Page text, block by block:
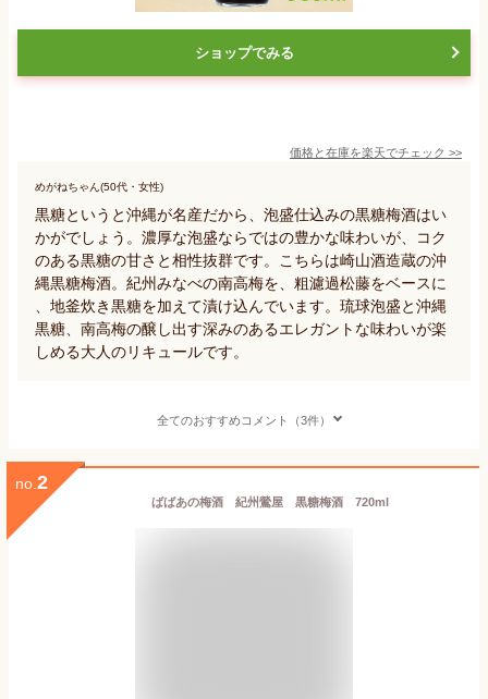
ショップでみる
価格と在庫を楽天でチェック >>
めがねちゃん(50代・女性)
黒糖というと沖縄が名産だから、泡盛仕込みの黒糖梅酒はい
かがでしょう。濃厚な泡盛ならではの豊かな味わいが、コク
のある黒糖の甘さと相性抜群です。こちらは崎山酒造蔵の沖
縄黒糖梅酒。紀州みなべの南高梅を、粗濾過松藤をベースに
、地釜炊き黒糖を加えて漬け込んでいます。琉球泡盛と沖縄
黒糖、南高梅の醸し出す深みのあるエレガントな味わいが楽
しめる大人のリキュールです。
全てのおすすめコメント（3件）
no. 2
ばばあの梅酒 紀州鶯屋 黒糖梅酒 720ml